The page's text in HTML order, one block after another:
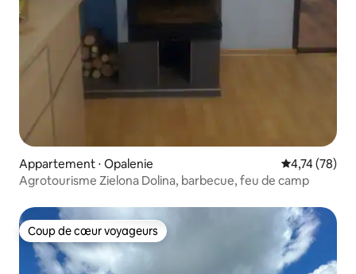
Appartement ⋅ Opalenie Évaluation
4,74 (78)
Agrotourisme Zielona Dolina, barbecue, feu de camp
Coup de cœur voyageurs
Coup de cœur voyageurs